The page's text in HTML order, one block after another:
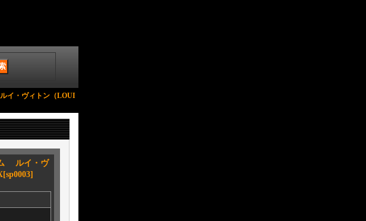
イ・ヴィトン（LOUI
ルイ・ヴ
[sp0003]